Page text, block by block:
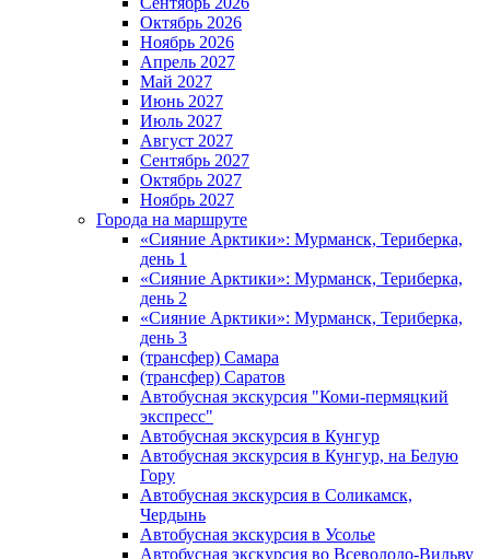
Октябрь 2026
Ноябрь 2026
Апрель 2027
Май 2027
Июнь 2027
Июль 2027
Август 2027
Сентябрь 2027
Октябрь 2027
Ноябрь 2027
Города на маршруте
«Сияние Арктики»: Мурманск, Териберка,
день 1
«Сияние Арктики»: Мурманск, Териберка,
день 2
«Сияние Арктики»: Мурманск, Териберка,
день 3
(трансфер) Самара
(трансфер) Саратов
Автобусная экскурсия "Коми-пермяцкий
экспресс"
Автобусная экскурсия в Кунгур
Автобусная экскурсия в Кунгур, на Белую
Гору
Автобусная экскурсия в Соликамск,
Чердынь
Автобусная экскурсия в Усолье
Автобусная экскурсия во Всеволодо-Вильву